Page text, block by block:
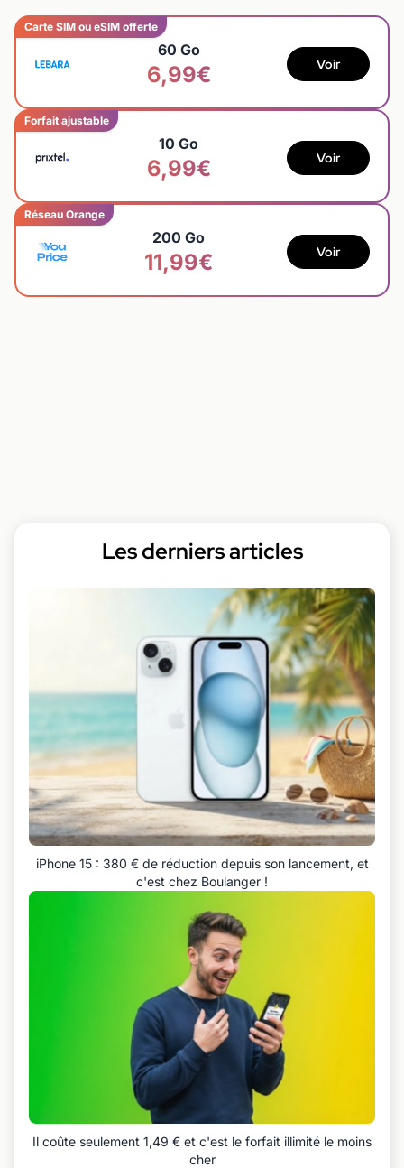
Carte SIM ou eSIM offerte
60 Go
6,99€ Voir
Forfait ajustable
10 Go
6,99€ Voir
Réseau Orange
200 Go
11,99€ Voir
Les derniers articles
iPhone 15 : 380 € de réduction depuis son lancement, et
c'est chez Boulanger !
Il coûte seulement 1,49 € et c'est le forfait illimité le moins
cher